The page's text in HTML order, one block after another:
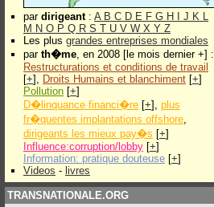
par dirigeant: A B C D E F G H J K L
M N O P Q R S T U V W X Y Z
Les plus grandes entreprises mondiales
par th�me, en 2008 [le mois dernier +] :
Restructurations et conditions de travail
[+], Droits Humains et blanchiment [+]
Pollution [+]
D�linquance financi�re [+], plus
fr�quentes implantations offshore,
dirigeants les mieux pay�s [+]
Influence:corruption/lobby [+]
Information: pratique douteuse [+]
Videos - livres
TRANSNATIONALE.ORG